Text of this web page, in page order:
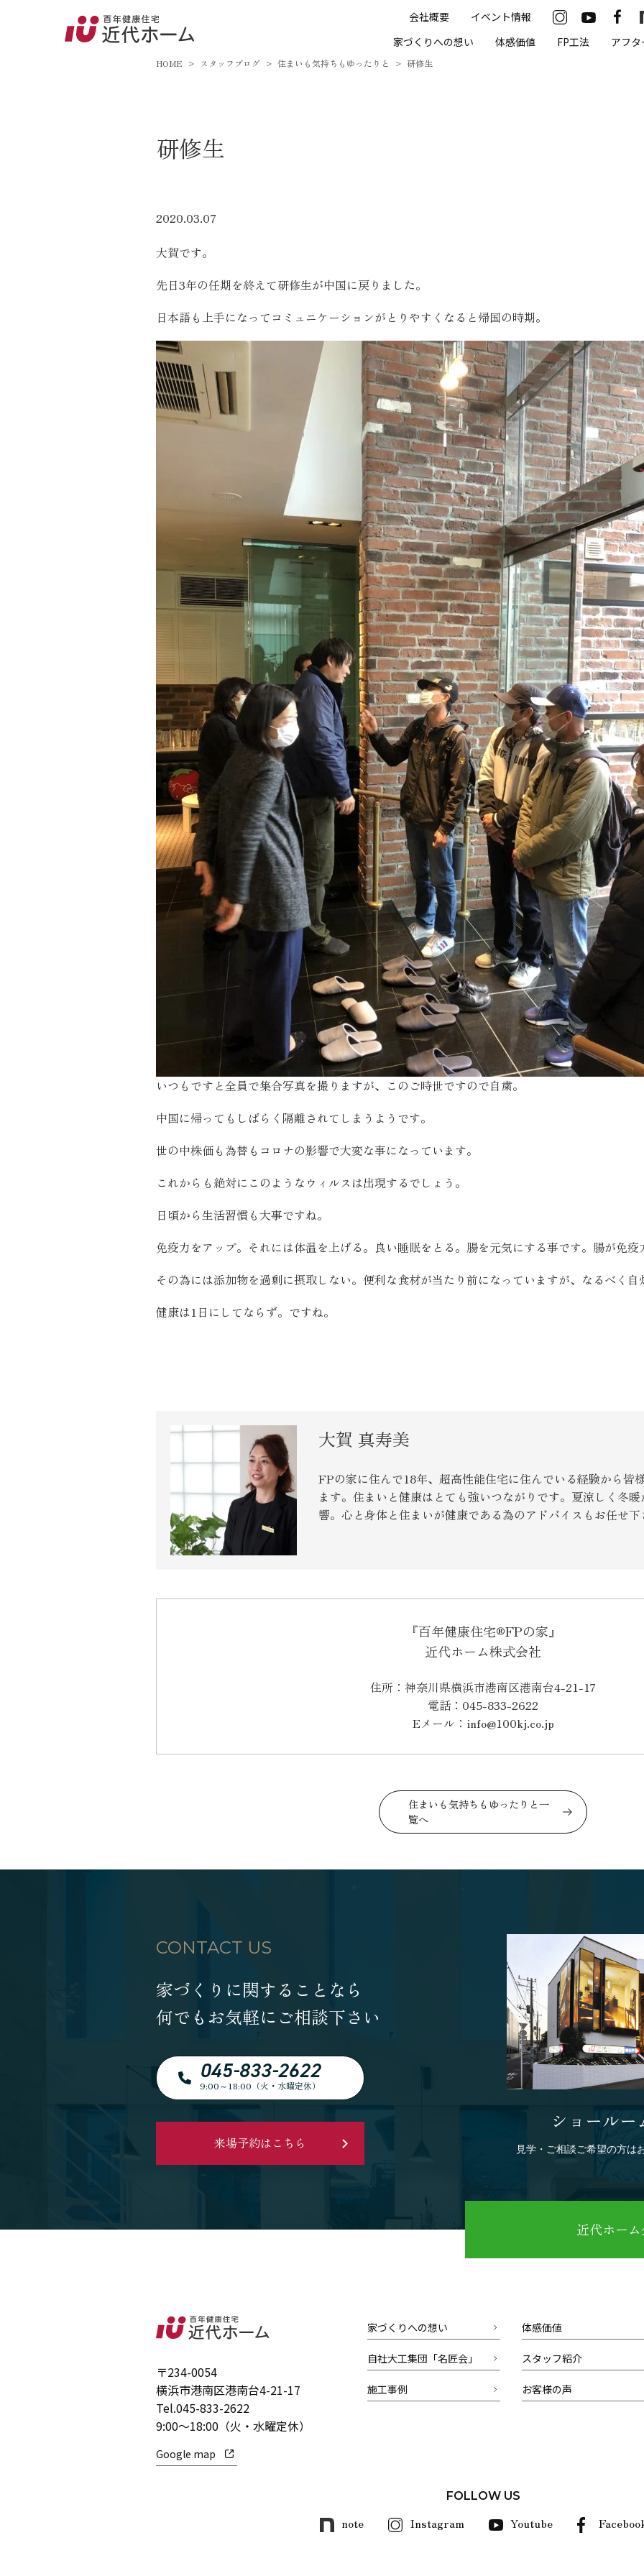
会社概要
イベント情報
家づくりへの想い
体感価値 FP工法 アフ
家づくりへの想い
お客様の声
住宅イベント情報 お知らせ
ホームオーナー様が集う会『100TOMO』
よくある質問
近代ホーム公式LINE
近代ホームの家づ
家づくりの流れ
アフターフォローコ
ベストバリューホーム
住宅ローン支援
インテリアコーディネ
ZEHについて
SEGs近代ホームの取
来場予約
オンライン相談
HOME スタッフブログ 住まいも気持ちもゆったりと 研修生
研修生
2020.03.07
大賀です。
先日3年の任期を終えて研修生が中国に戻りました。
日本語も上手になってコミュニケーションがとりやすくなると帰国の時期。
いつもですと全員で集合写真を撮りますが、このご時世ですので自粛。
中国に帰ってもしばらく隔離されてしまうようです。
世の中株価も為替もコロナの影響で大変な事になっています。
これからも絶対にこのようなウィルスは出現するでしょう。
日頃から生活習慣も大事ですね。
免疫力をアップ。それには体温を上げる。良い睡眠をとる。腸を元気にする事です。腸が免
その為には添加物を過剰に摂取しない。便利な食材が当たり前になっていますが、なるべく自
健康は1日にしてならず。ですね。
大賀 真寿美
FPの家に住んで18年、超高性能住宅に住んでいる経験から皆
ます。住まいと健康はとても強いつながりです。夏涼しく冬
響。心と身体と住まいが健康である為のアドバイスもお任せ
『百年健康住宅®FPの家』
近代ホーム株式会社
住所：神奈川県横浜市港南区港南台4-21-17
電話：045-833-2622
Eメール：info@100kj.co.jp
住まいも気持ちもゆったりと一
覧へ
CONTACT US
家づくりに関することなら
何でもお気軽にご相談下さい
045-833-2622
9:00～18:00（火・水曜定休）
来場予約はこちら
ショール
見学・ご相談ご希望の方は
近代ホー
〒234-0054
横浜市港南区港南台4-21-17
Tel.045-833-2622
9:00～18:00（火・水曜定休）
Google map
家づくりへの想い 体感価値
自社大工集団「名匠会」 スタッフ紹介
施工事例 お客様の声
FOLLOW US
note Instagram Youtube